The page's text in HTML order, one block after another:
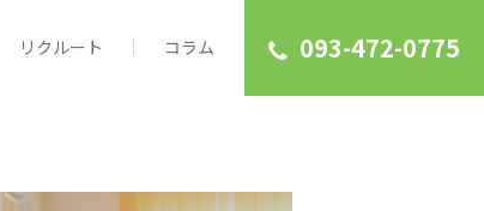
リクルート コラム 093-472-0775